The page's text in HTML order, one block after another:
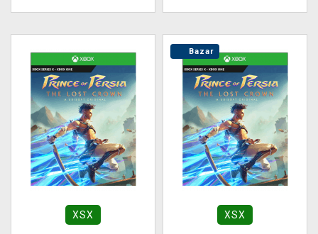
XSX
Bazar
XSX